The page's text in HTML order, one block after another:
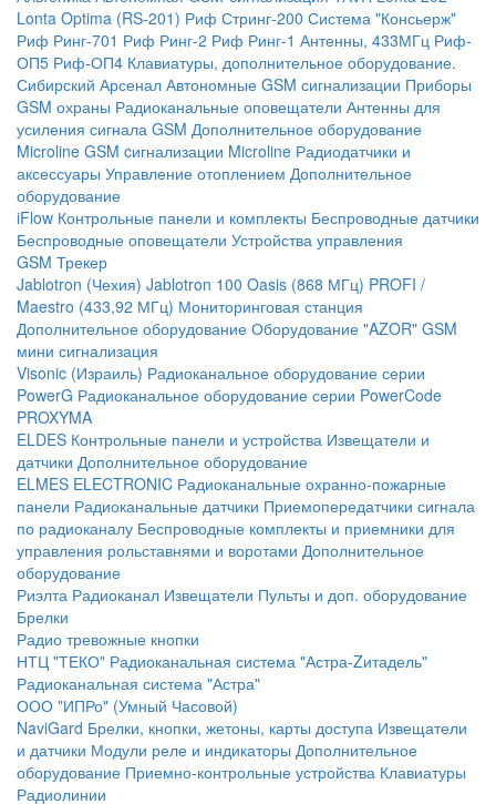
Lonta Optima (RS-201) Риф Стринг-200 Система "Консьерж"
Риф Ринг-701 Риф Ринг-2 Риф Ринг-1 Антенны, 433МГц Риф-
ОП5 Риф-ОП4 Клавиатуры, дополнительное оборудование.
Сибирский Арсенал Автономные GSM сигнализации Приборы
GSM охраны Радиоканальные оповещатели Антенны для
усиления сигнала GSM Дополнительное оборудование
Microline GSM cигнализации Microline Радиодатчики и
аксессуары Управление отоплением Дополнительное
оборудование
iFlow Контрольные панели и комплекты Беспроводные датчики
Беспроводные оповещатели Устройства управления
GSM Трекер
Jablotron (Чехия) Jablotron 100 Oasis (868 МГц) PROFI /
Maestro (433,92 МГц) Мониторинговая станция
Дополнительное оборудование Оборудование "AZOR" GSM
мини сигнализация
Visonic (Израиль) Радиоканальное оборудование серии
PowerG Радиоканальное оборудование серии PowerCode
PROXYMA
ELDES Контрольные панели и устройства Извещатели и
датчики Дополнительное оборудование
ELMES ELECTRONIC Радиоканальные охранно-пожарные
панели Радиоканальные датчики Приемопередатчики сигнала
по радиоканалу Беспроводные комплекты и приемники для
управления рольставнями и воротами Дополнительное
оборудование
Риэлта Радиоканал Извещатели Пульты и доп. оборудование
Брелки
Радио тревожные кнопки
НТЦ "ТЕКО" Радиоканальная система "Астра-Zитадель"
Радиоканальная система "Астра"
ООО "ИПРо" (Умный Часовой)
NaviGard Брелки, кнопки, жетоны, карты доступа Извещатели
и датчики Модули реле и индикаторы Дополнительное
оборудование Приемно-контрольные устройства Клавиатуры
Радиолинии